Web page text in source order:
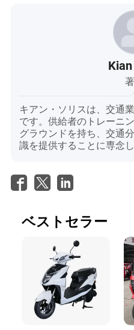
キアン・ソリスは、交通
です。供給者のトレーニ
グラウンドを持ち、交通
識を提供することに専念し
ベストセラー